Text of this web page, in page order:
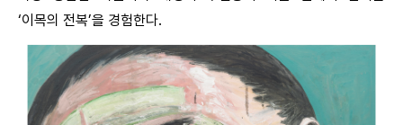
‘이목의 전복’을 경험한다.